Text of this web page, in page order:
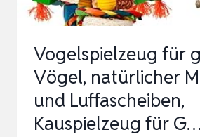
KALZIUM
MINERALSTOFF-
QUELLE
|
S…
Vogelspielzeug für
Vögel, natürlicher
und Luffascheiben,
Kauspielzeug für G…